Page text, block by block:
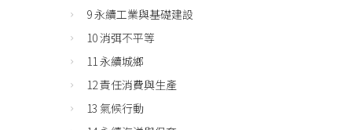
9 永續工業與基礎建設
10 消弭不平等
11 永續城鄉
12 責任消費與生產
13 氣候行動